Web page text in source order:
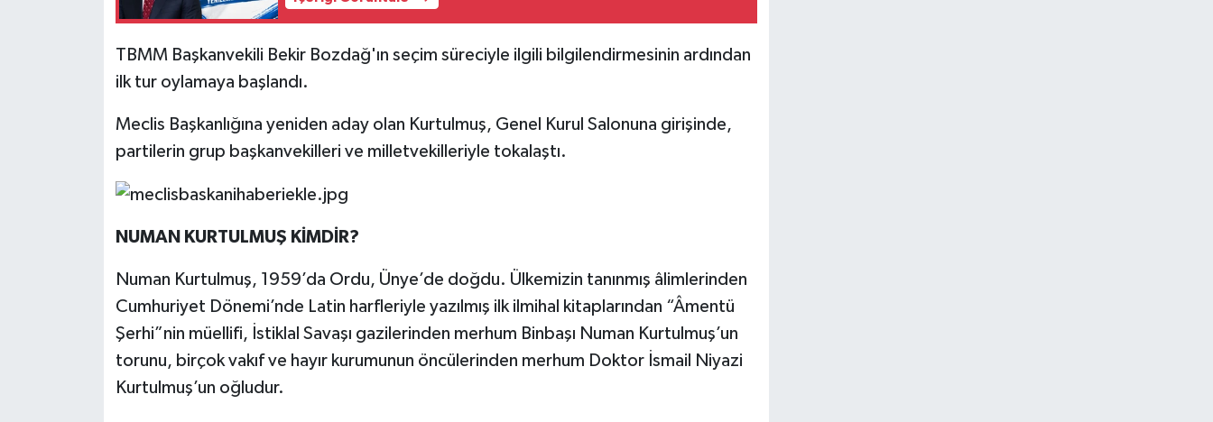
TBMM Başkanvekili Bekir Bozdağ'ın seçim süreciyle ilgili bilgilendirmesinin ardından
ilk tur oylamaya başlandı.
Meclis Başkanlığına yeniden aday olan Kurtulmuş, Genel Kurul Salonuna girişinde,
partilerin grup başkanvekilleri ve milletvekilleriyle tokalaştı.
NUMAN KURTULMUŞ KİMDİR?
Numan Kurtulmuş, 1959’da Ordu, Ünye’de doğdu. Ülkemizin tanınmış âlimlerinden
Cumhuriyet Dönemi’nde Latin harfleriyle yazılmış ilk ilmihal kitaplarından “Âmentü
Şerhi”nin müellifi, İstiklal Savaşı gazilerinden merhum Binbaşı Numan Kurtulmuş’un
torunu, birçok vakıf ve hayır kurumunun öncülerinden merhum Doktor İsmail Niyazi
Kurtulmuş’un oğludur.